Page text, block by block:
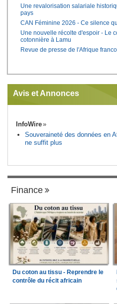
Une revalorisation salariale
pays
CAN Féminine 2026 - Ce silence
Une nouvelle récolte d'espoir - Le
cotonnière à Lamu
Revue de presse de l'Afrique
Avis et Annonces
InfoWire
Souveraineté des données en
ne suffit plus
Finance
Du coton au tissu - Reprendre le
contrôle du récit africain